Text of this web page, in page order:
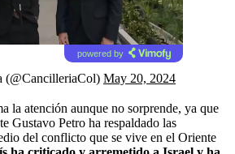
powered by
May 20, 2024
la atención aunque no sorprende, ya que
Gustavo Petro ha respaldado las
del conflicto que se vive en el Oriente